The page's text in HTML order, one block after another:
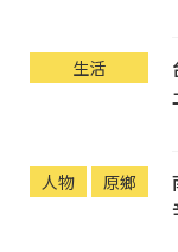
生活
人物 原鄉